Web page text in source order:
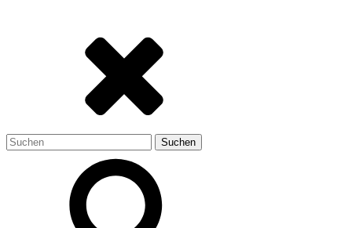
Suchen
nach: